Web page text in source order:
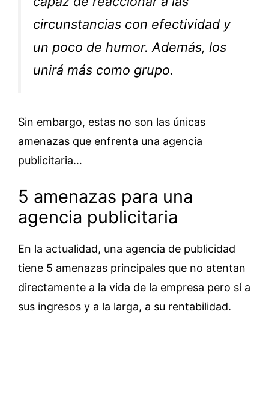
circunstancias con efectividad y
un poco de humor. Además, los
unirá más como grupo.
Sin embargo, estas no son las únicas
amenazas que enfrenta una agencia
publicitaria…
5 amenazas para una
agencia publicitaria
En la actualidad, una agencia de publicidad
tiene 5 amenazas principales que no atentan
directamente a la vida de la empresa pero sí a
sus ingresos y a la larga, a su rentabilidad.